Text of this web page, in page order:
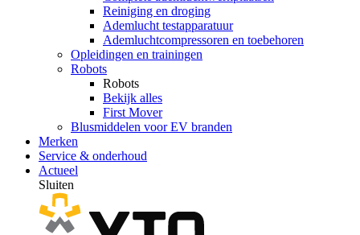
Reiniging en droging
Ademlucht testapparatuur
Ademluchtcompressoren en toebehoren
Opleidingen en trainingen
Robots
Robots
Bekijk alles
First Mover
Blusmiddelen voor EV branden
Merken
Service & onderhoud
Actueel
Sluiten